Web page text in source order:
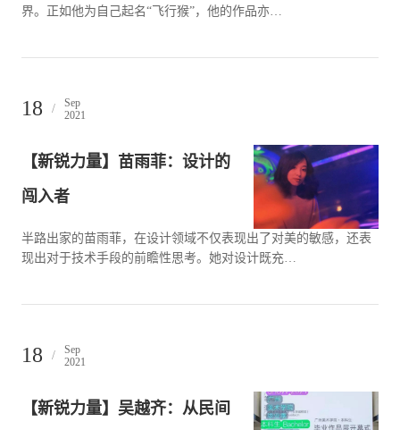
界。正如他为自己起名“飞行猴”，他的作品亦…
18 /
Sep
2021
【新锐力量】苗雨菲：设计的
闯入者
半路出家的苗雨菲，在设计领域不仅表现出了对美的敏感，还表
现出对于技术手段的前瞻性思考。她对设计既充…
18 /
Sep
2021
【新锐力量】吴越齐：从民间